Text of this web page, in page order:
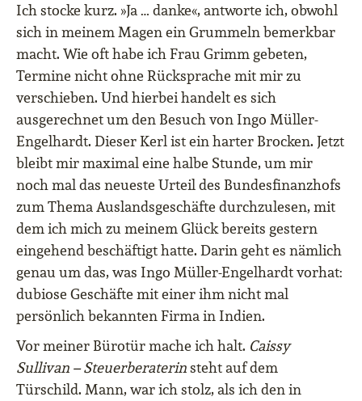
Ich stocke kurz. »Ja … danke«, antworte ich, obwohl
sich in meinem Magen ein Grummeln bemerkbar
macht. Wie oft habe ich Frau Grimm gebeten,
Termine nicht ohne Rücksprache mit mir zu
verschieben. Und hierbei handelt es sich
ausgerechnet um den Besuch von Ingo Müller-
Engelhardt. Dieser Kerl ist ein harter Brocken. Jetzt
bleibt mir maximal eine halbe Stunde, um mir
noch mal das neueste Urteil des Bundesfinanzhofs
zum Thema Auslandsgeschäfte durchzulesen, mit
dem ich mich zu meinem Glück bereits gestern
eingehend beschäftigt hatte. Darin geht es nämlich
genau um das, was Ingo Müller-Engelhardt vorhat:
dubiose Geschäfte mit einer ihm nicht mal
persönlich bekannten Firma in Indien.
Vor meiner Bürotür mache ich halt. Caissy
Sullivan – Steuerberaterinsteht auf dem
Türschild. Mann, war ich stolz, als ich den in